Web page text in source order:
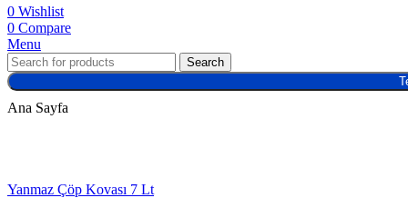
0 Wishlist
0 Compare
Menu
Search
Ana Sayfa
Yanmaz Çöp Kovası 7 Lt